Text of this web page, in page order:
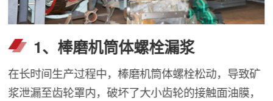
1、棒磨机筒体螺栓漏浆
在长时间生产过程中，棒磨机筒体螺栓松动，导致矿
浆泄漏至齿轮罩内，破坏了大小齿轮的接触面油膜，